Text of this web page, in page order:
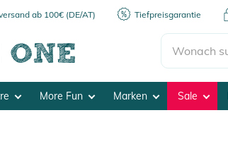
ab 100€ (DE/AT) Tiefpreisgarantie
More Fun Marken Sale